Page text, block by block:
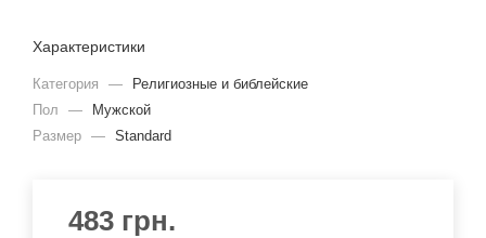
Характеристики
Категория —
Религиозные и библейские
Пол
—
Мужской
Размер — Standard
483 грн.